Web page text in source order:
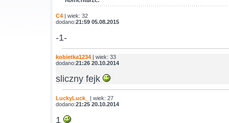
C4 | wiek: 32
dodano:21:59 05.08.2015
-1-
kobietka1234 | wiek: 33
dodano:21:26 20.10.2014
sliczny fejk
LuckyLuck_
| wiek: 27
dodano:21:25 20.10.2014
1